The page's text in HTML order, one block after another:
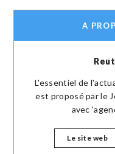
A
L'essentiel de
est proposé par le
avec
Le site web